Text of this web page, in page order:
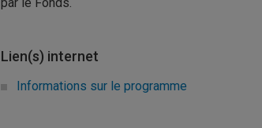
Lien(s) internet
Informations sur le programme